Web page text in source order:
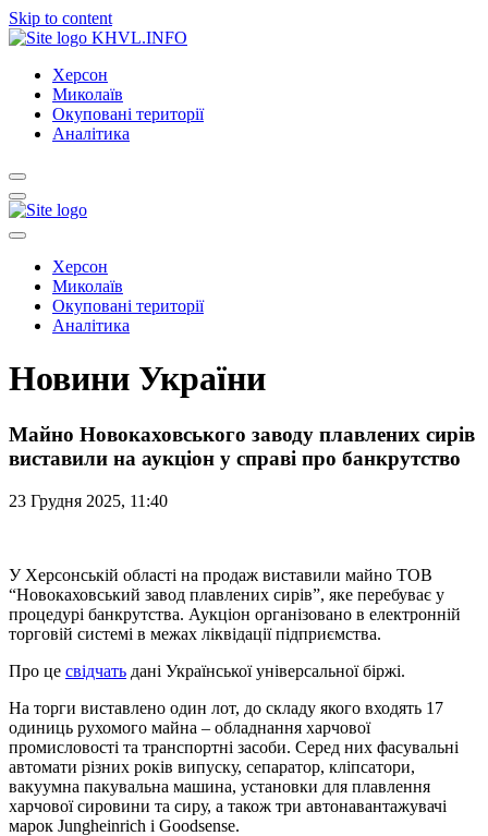
Skip to content
KHVL.INFO
Херсон
Миколаїв
Окуповані території
Аналітика
Херсон
Миколаїв
Окуповані території
Аналітика
Новини України
Майно Новокаховського заводу плавлених сирів
виставили на аукціон у справі про банкрутство
23 Грудня 2025, 11:40
У Херсонській області на продаж виставили майно ТОВ
“Новокаховський завод плавлених сирів”, яке перебуває у
процедурі банкрутства. Аукціон організовано в електронній
торговій системі в межах ліквідації підприємства.
Про це свідчать дані Української універсальної біржі.
На торги виставлено один лот, до складу якого входять 17
одиниць рухомого майна – обладнання харчової
промисловості та транспортні засоби. Серед них фасувальні
автомати різних років випуску, сепаратор, кліпсатори,
вакуумна пакувальна машина, установки для плавлення
харчової сировини та сиру, а також три автонавантажувачі
марок Jungheinrich і Goodsense.